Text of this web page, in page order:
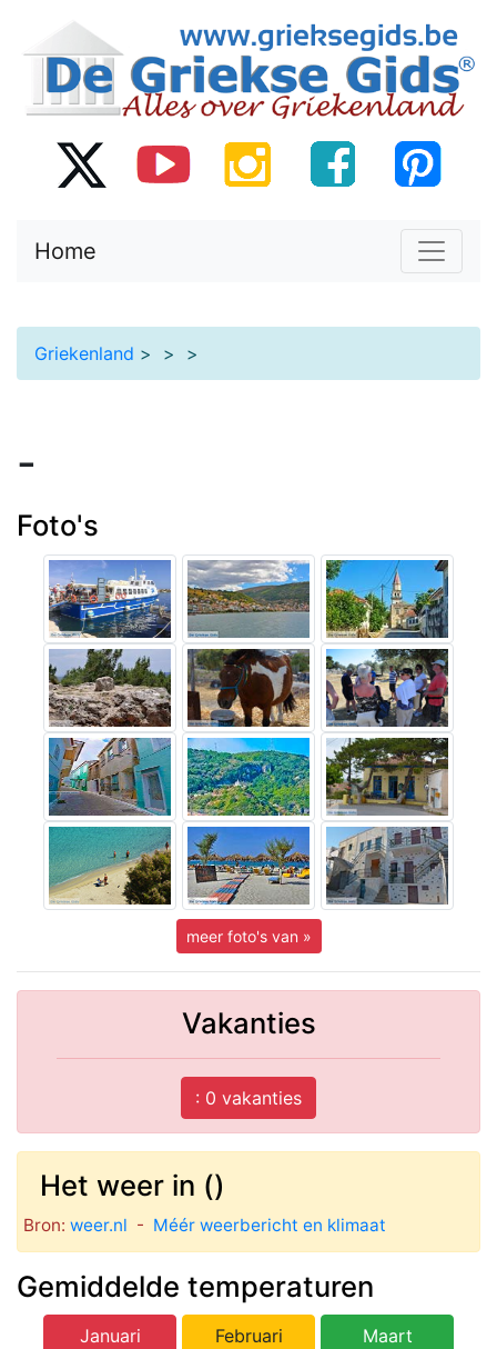
Home
Griekenland > > >
-
Foto's
meer foto's van »
Vakanties
: 0 vakanties
Het weer in ()
Bron: weer.nl - Méér weerbericht en klimaat
Gemiddelde temperaturen
Januari
Februari
Maart